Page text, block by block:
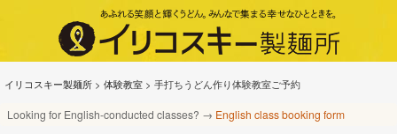
イリコスキー製麺所 > 体験教室 > 手打ちうどん作り体験教室ご予約
Looking for English-conducted classes? → English class booking form